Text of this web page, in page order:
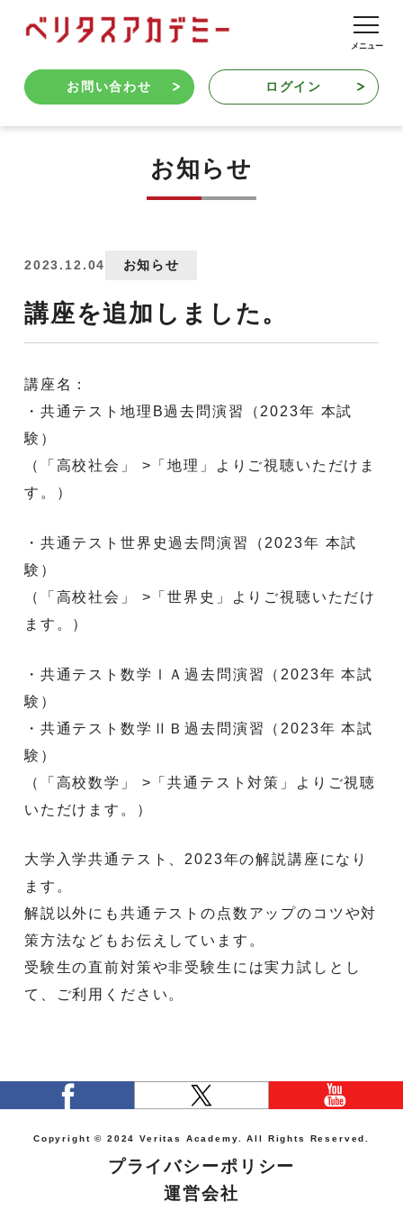
お問い合わせ ログイン
お知らせ
2023.12.04 お知らせ
講座を追加しました。
講座名：
・共通テスト地理 B過去問演習（ 2023年 本試
験）
（「高校社会」
> 「地理」よりご視聴いただけま
す。）
・共通テスト世界史過去問演習（ 2023年 本試
験）
（「高校社会」
> 「世界史」よりご視聴いただけ
ます。）
・共通テスト数学 Ⅰ Ａ過去問演習（ 2023年 本試
験）
・共通テスト数学 Ⅱ Ｂ過去問演習（ 2023年 本試
験）
（「高校数学」
> 「共通テスト対策」よりご視聴
いただけます。）
大学入学共通テスト、 2023年の解説講座になり
ます。
解説以外にも共通テストの点数アップのコツや対
策方法などもお伝 えしています。
受験生の直前対策や非受験生には実力試しとし
て、
ご利用ください。
Copyright © 2024 Veritas Academy. All Rights Reserved.
プライバシーポリシー
運営会社